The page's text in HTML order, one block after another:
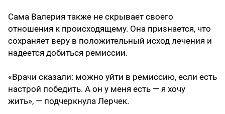
Сама Валерия также не скрывает своего
отношения к происходящему. Она признается, что
сохраняет веру в положительный исход лечения и
надеется добиться ремиссии.
«Врачи сказали: можно уйти в ремиссию, если есть
настрой победить. А он у меня есть — я хочу
жить», — подчеркнула Лерчек.